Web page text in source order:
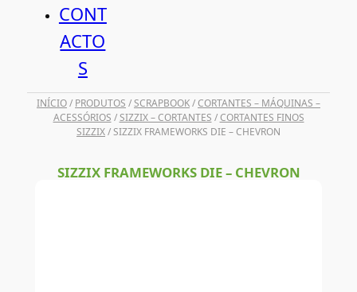
CONT
ACTO
S
INÍCIO/ PRODUTOS /SCRAPBOOK/CORTANTES – MÁQUINAS –
ACESSÓRIOS /SIZZIX – CORTANTES /CORTANTES FINOS
SIZZIX/ SIZZIX FRAMEWORKS DIE – CHEVRON
SIZZIX FRAMEWORKS DIE – CHEVRON